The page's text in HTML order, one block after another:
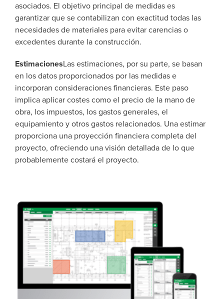
asociados. El objetivo principal de medidas es
garantizar que se contabilizan con exactitud todas las
necesidades de materiales para evitar carencias o
excedentes durante la construcción.
EstimacionesLas estimaciones, por su parte, se basan
en los datos proporcionados por las medidas e
incorporan consideraciones financieras. Este paso
implica aplicar costes como el precio de la mano de
obra, los impuestos, los gastos generales, el
equipamiento y otros gastos relacionados. Una estimar
proporciona una proyección financiera completa del
proyecto, ofreciendo una visión detallada de lo que
probablemente costará el proyecto.